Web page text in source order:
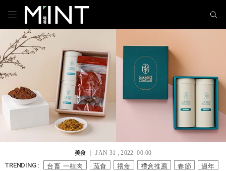
美食｜ JAN 31 , 2022 00:00
TRENDING : 台畜 一植肉 蔬食 禮盒 禮盒推薦 春節 過年